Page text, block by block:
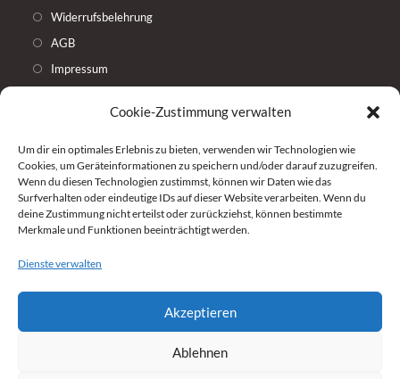
Cookie-Zustimmung verwalten
Um dir ein optimales Erlebnis zu bieten, verwenden wir Technologien wie
Cookies, um Geräteinformationen zu speichern und/oder darauf zuzugreifen.
Wenn du diesen Technologien zustimmst, können wir Daten wie das
Surfverhalten oder eindeutige IDs auf dieser Website verarbeiten. Wenn du
deine Zustimmung nicht erteilst oder zurückziehst, können bestimmte
Merkmale und Funktionen beeinträchtigt werden.
Dienste verwalten
Akzeptieren
Ablehnen
Widerrufsbelehrung
AGB
Impressum
Weitere Shop Plattformen
Unser Shop bei eBay
Für Restpostenverkäufer
Anfrage für Restpostenankauf
Restposten geschäftlich kaufen